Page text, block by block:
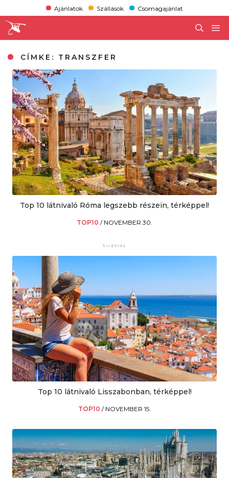
Ajánlatok Szállások Csomagajánlat
CÍMKE: TRANSZFER
Top 10 látnivaló Róma legszebb részein, térképpel!
TOP10 / NOVEMBER 30.
Top 10 látnivaló Lisszabonban, térképpel!
TOP10 / NOVEMBER 15.